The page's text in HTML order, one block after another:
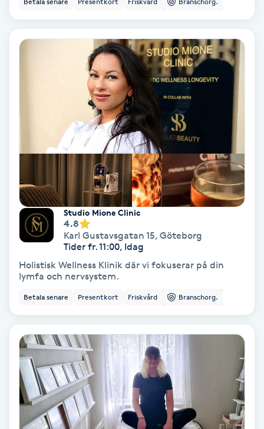
Bambumassage
Barber
Barnklippning
BIAB
Brynfärgning
Brynplockning
Bröllopsuppsättning
Studio Mione Clinic
4.8
Karl Gustavsgatan 15, Göteborg
Tider fr. 11:00, Idag
Holistisk Wellness Klinik där vi fokuserar på din
lymfa och nervsystem.
Betala senare Presentkort Friskvård Branschorg.